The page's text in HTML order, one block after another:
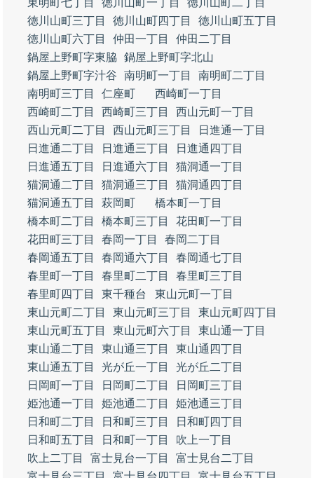
東明町七丁目
徳川山町一丁目
徳川山町二丁目
徳川山町三丁目
徳川山町四丁目
徳川山町五丁目
徳川山町六丁目
仲田一丁目
仲田二丁目
鍋屋上野町字東脇
鍋屋上野町字北山
鍋屋上野町字汁谷
南明町一丁目
南明町二丁目
南明町三丁目
仁座町
西崎町一丁目
西崎町二丁目
西崎町三丁目
西山元町一丁目
西山元町二丁目
西山元町三丁目
日進通一丁目
日進通二丁目
日進通三丁目
日進通四丁目
日進通五丁目
日進通六丁目
猫洞通一丁目
猫洞通二丁目
猫洞通三丁目
猫洞通四丁目
猫洞通五丁目
萩岡町
橋本町一丁目
橋本町二丁目
橋本町三丁目
花田町一丁目
花田町三丁目
春岡一丁目
春岡二丁目
春岡通五丁目
春岡通六丁目
春岡通七丁目
春里町一丁目
春里町二丁目
春里町三丁目
春里町四丁目
東千種台
東山元町一丁目
東山元町二丁目
東山元町三丁目
東山元町四丁目
東山元町五丁目
東山元町六丁目
東山通一丁目
東山通二丁目
東山通三丁目
東山通四丁目
東山通五丁目
光が丘一丁目
光が丘二丁目
日岡町一丁目
日岡町二丁目
日岡町三丁目
姫池通一丁目
姫池通二丁目
姫池通三丁目
日和町二丁目
日和町三丁目
日和町四丁目
日和町五丁目
日和町一丁目
吹上一丁目
吹上二丁目
富士見台一丁目
富士見台二丁目